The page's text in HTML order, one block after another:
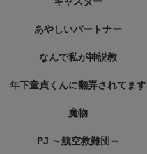
あやしいパートナー
なんで私が神説教
年下童貞くんに翻弄されてます
魔物
PJ ～航空救難団～